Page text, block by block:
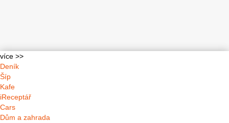
více >>
Deník
Šíp
Kafe
iReceptář
Cars
Dům a zahrada